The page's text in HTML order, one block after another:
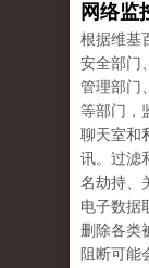
网络监
根据维基
安全部门
管理部门
等部门，
聊天室和
讯。过滤
名劫持、
电子数据
删除各类
阻断可能